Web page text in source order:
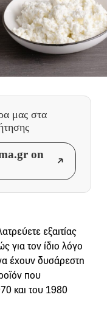
μας στα
on
εξαιτίας
για τον ίδιο λόγο
έχουν δυσάρεστη
που
και του 1980